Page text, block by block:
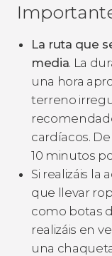
La ruta que
media. La
una hora
terreno
cardíacos.
10 minutos
Si realizáis la
que llevar
como botas
realizáis en
una